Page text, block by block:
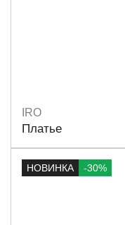
Размеры
IRO
Платье
НОВИНКА -30%